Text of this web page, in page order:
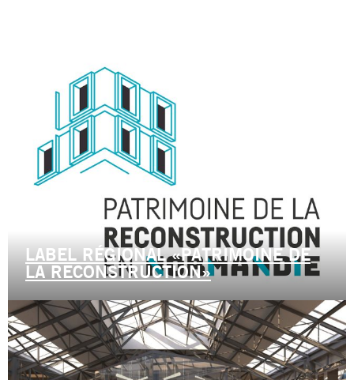
LABEL RÉGIONAL «PATRIMOINE DE
LA RECONSTRUCTION»